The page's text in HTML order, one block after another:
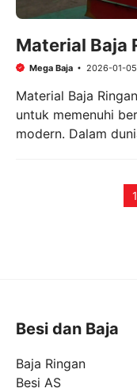
Material Baja
Mega Baja 2026-01-05
Material Baja
untuk memenuhi
modern. Dalam
1
Besi dan Baja
Baja Ringan
Besi AS